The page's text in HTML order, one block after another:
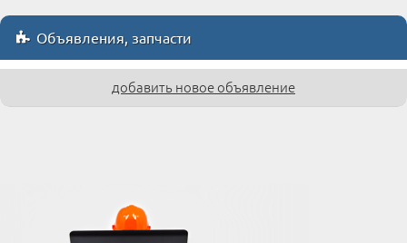
Объявления, запчасти
добавить новое объявление